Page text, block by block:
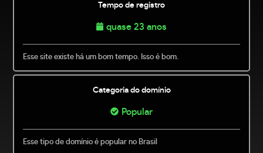
Tempo de registro
quase 23 anos
Esse site existe há um bom tempo. Isso é bom.
Categoria do domínio
Popular
Esse tipo de domínio é popular no Brasil